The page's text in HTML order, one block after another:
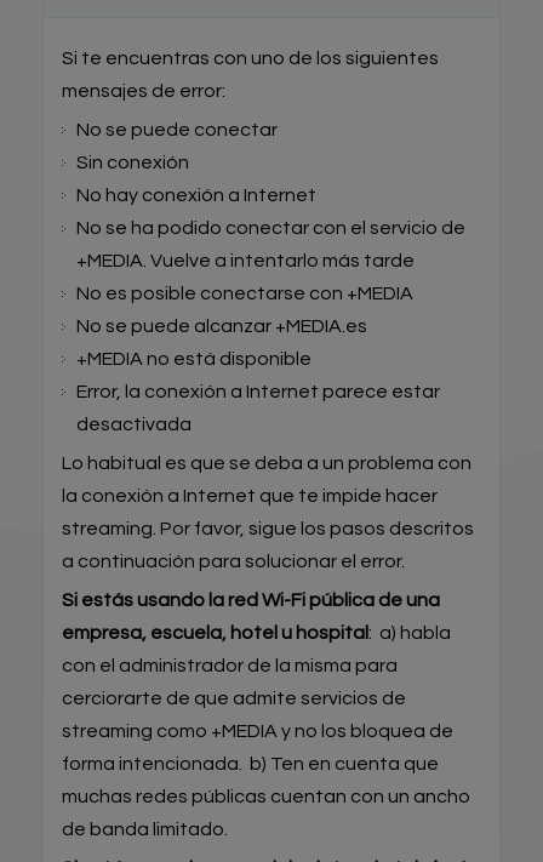
Si te encuentras con uno de los siguientes
mensajes de error:
No se puede conectar
Sin conexión
No hay conexión a Internet
No se ha podido conectar con el servicio de
+MEDIA. Vuelve a intentarlo más tarde
No es posible conectarse con +MEDIA
No se puede alcanzar +MEDIA.es
+MEDIA no está disponible
Error, la conexión a Internet parece estar
desactivada
Lo habitual es que se deba a un problema con
la conexión a Internet que te impide hacer
streaming. Por favor, sigue los pasos descritos
a continuación para solucionar el error.
Si estás usando la red Wi-Fi pública de una
empresa, escuela, hotel u hospital: a) habla
con el administrador de la misma para
cerciorarte de que admite servicios de
streaming como +MEDIA y no los bloquea de
forma intencionada. b) Ten en cuenta que
muchas redes públicas cuentan con un ancho
de banda limitado.